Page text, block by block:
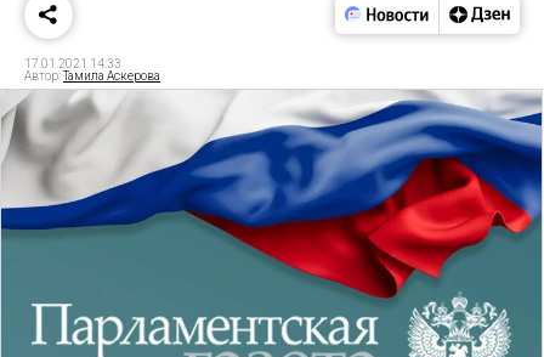
17.01.2021 14:33
Автор:Тамила Аскерова